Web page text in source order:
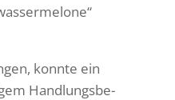
konnte ein
Hand­lungs­be­